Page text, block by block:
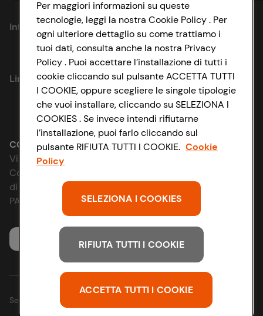
Informazioni
Privacy Policy
Cookie Policy
Impostazioni Cookie
Accessibilità
D&I e Parità di Genere
Strategia Fiscale
Link utili
Lavora con noi
Le cooperative
News & Approfondimenti
Richiami prodotto
Whistleblowing
CONAD SOCIETÀ COOPERATIVA
Via Michelino, 59 | 40127 BOLOGNA
Codice Fiscale e Registro Imprese
di Bologna 00865960157
PARTITA IVA 03320960374
Servizio clienti
Seguici sui Social:
Per maggiori informazioni su queste
tecnologie, leggi la nostra Cookie Policy . Per
ogni ulteriore dettaglio su come trattiamo i
tuoi dati, consulta anche la nostra Privacy
Policy . Puoi accettare l’installazione di tutti i
cookie cliccando sul pulsante ACCETTA TUTTI
I COOKIE, oppure scegliere le singole tipologie
che vuoi installare, cliccando su SELEZIONA I
COOKIES . Se invece intendi rifiutarne
l’installazione, puoi farlo cliccando sul
pulsante RIFIUTA TUTTI I COOKIE. Cookie
Policy
SELEZIONA I COOKIES
RIFIUTA TUTTI I COOKIE
ACCETTA TUTTI I COOKIE